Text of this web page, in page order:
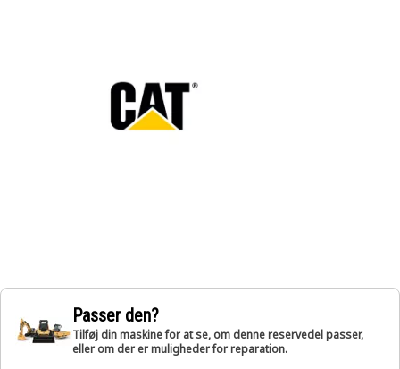
Passer den?
Tilføj din maskine for at se, om denne reservedel passer,
eller om der er muligheder for reparation.